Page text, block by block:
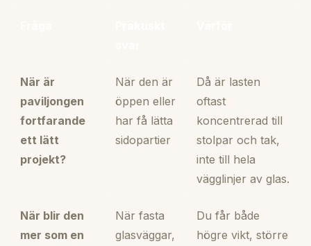
När är
paviljongen
fortfarande
ett lätt
projekt?
När den är
öppen eller
har få lätta
sidopartier
Då är lasten
oftast
koncentrerad till
stolpar och tak,
inte till hela
vägglinjer av glas.
När blir den
mer som en
När fasta
glasväggar,
Du får både
högre vikt, större